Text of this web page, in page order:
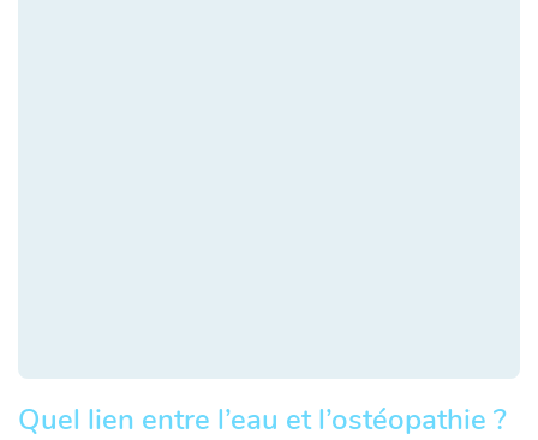
Quel lien entre l’eau et l’ostéopathie ?